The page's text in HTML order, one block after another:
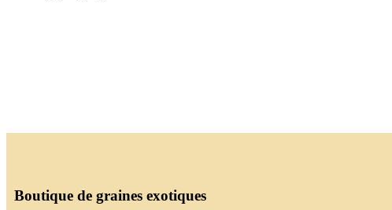
Boutique de graines exotiques